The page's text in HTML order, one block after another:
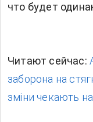
что будет
Читают сейчас:
заборона на
зміни чекають на